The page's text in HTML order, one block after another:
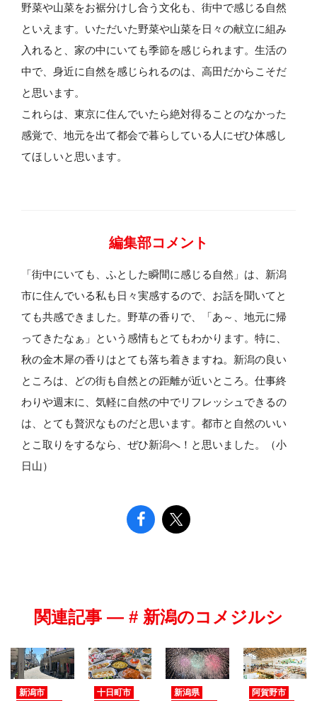
野菜や山菜をお裾分けし合う文化も、街中で感じる自然
といえます。いただいた野菜や山菜を日々の献立に組み
入れると、家の中にいても季節を感じられます。生活の
中で、身近に自然を感じられるのは、高田だからこそだ
と思います。
これらは、東京に住んでいたら絶対得ることのなかった
感覚で、地元を出て都会で暮らしている人にぜひ体感し
てほしいと思います。
編集部コメント
「街中にいても、ふとした瞬間に感じる自然」は、新潟
市に住んでいる私も日々実感するので、お話を聞いてと
ても共感できました。野草の香りで、「あ～、地元に帰
ってきたなぁ」という感情もとてもわかります。特に、
秋の金木犀の香りはとても落ち着きますね。新潟の良い
ところは、どの街も自然との距離が近いところ。仕事終
わりや週末に、気軽に自然の中でリフレッシュできるの
は、とても贅沢なものだと思います。都市と自然のいい
とこ取りをするなら、ぜひ新潟へ！と思いました。（小
日山）
関連記事 — # 新潟のコメジルシ
新潟市
十日町市
新潟県
阿賀野市